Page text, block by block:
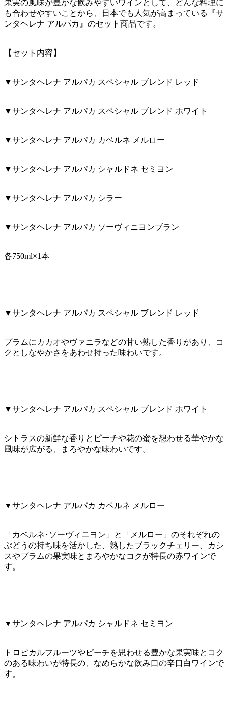
果実の風味が豊かな飲みやすいワインとして、どんな料理に
も合わせやすいことから、日本でも人気が高まっている『サ
ンタヘレナ アルパカ』のセット商品です。
【セット内容】
▼サンタヘレナ アルパカ スペシャル ブレンド レッド
▼サンタヘレナ アルパカ スペシャル ブレンド ホワイト
▼サンタヘレナ アルパカ カベルネ メルロー
▼サンタヘレナ アルパカ シャルドネ セミヨン
▼サンタヘレナ アルパカ シラー
▼サンタヘレナ アルパカ ソーヴィニヨンブラン
各750ml×1本
▼サンタヘレナ アルパカ スペシャル ブレンド レッド
プラムにカカオやヴァニラなどの甘い熟した香りがあり、コ
クとしなやかさをあわせ持った味わいです。
▼サンタヘレナ アルパカ スペシャル ブレンド ホワイト
シトラスの新鮮な香りとピーチや花の蜜を想わせる華やかな
風味が広がる、まろやかな味わいです。
▼サンタヘレナ アルパカ カベルネ メルロー
「カベルネ･ソーヴィニヨン」と「メルロー」のそれぞれの
ぶどうの持ち味を活かした、熟したブラックチェリー、カシ
スやプラムの果実味とまろやかなコクが特長の赤ワインで
す。
▼サンタヘレナ アルパカ シャルドネ セミヨン
トロピカルフルーツやピーチを思わせる豊かな果実味とコク
のある味わいが特長の、なめらかな飲み口の辛口白ワインで
す。